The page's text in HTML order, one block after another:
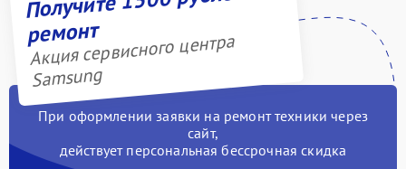
ремонт
Акция сервисного центра
Samsung
При оформлении заявки на ремонт техники через
сайт,
действует персональная бессрочная скидка